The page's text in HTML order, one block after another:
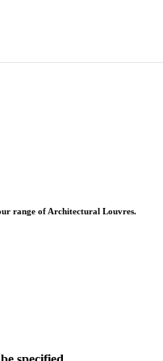
range of Architectural Louvres.